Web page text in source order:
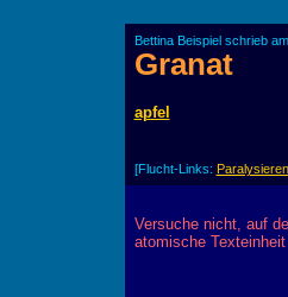
Bettina Beispiel schrieb
Granat
apfel
[Flucht-Links: Paralysieren
Versuche nicht, auf
atomische